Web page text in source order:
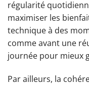
régularité
maximiser les
technique à des
comme avant une
journée pour mieux
Par ailleurs, la